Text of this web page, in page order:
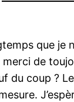
que je
de
du coup ?